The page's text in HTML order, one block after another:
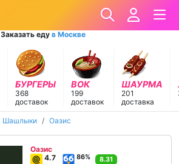
Заказать еду в Москве
БУРГЕРЫ
368
доставок
ВОК
199
доставок
ШАУРМА
201
доставка
Шашлыки Оазис
Оазис
4.7
86% 8.31